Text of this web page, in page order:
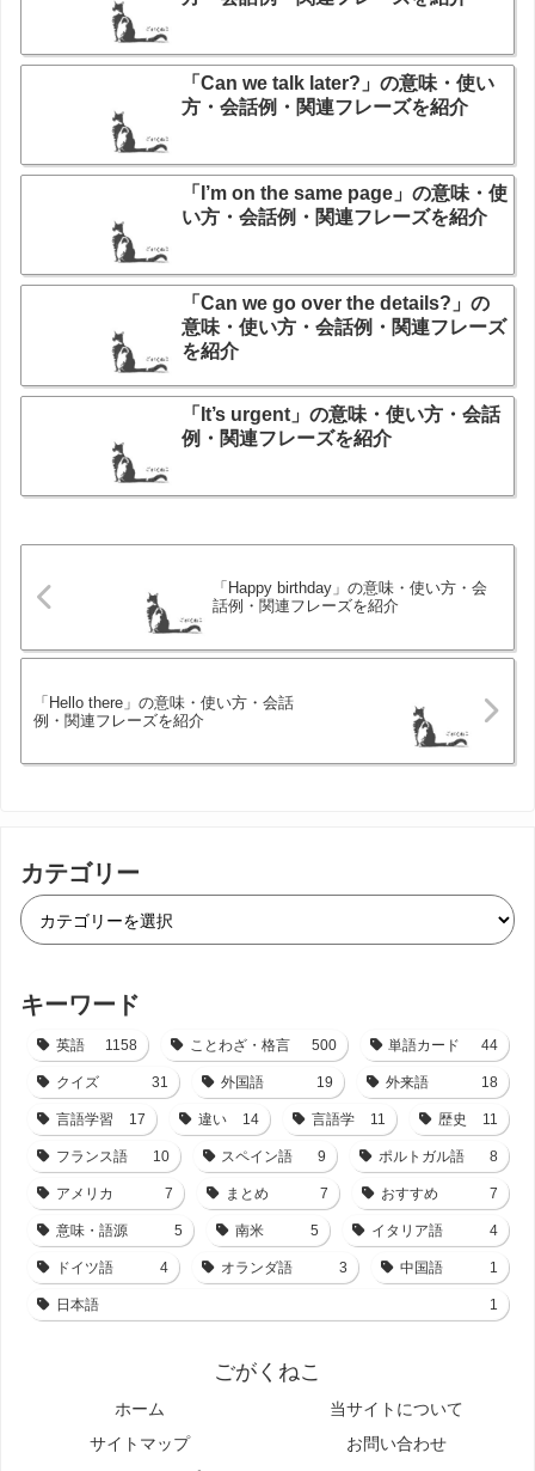
「Can we talk later?」の意味・使い
方・会話例・関連フレーズを紹介
「I’m on the same page」の意味・使
い方・会話例・関連フレーズを紹介
「Can we go over the details?」の
意味・使い方・会話例・関連フレーズ
を紹介
「It’s urgent」の意味・使い方・会話
例・関連フレーズを紹介
「Happy birthday」の意味・使い方・会
話例・関連フレーズを紹介
「Hello there」の意味・使い方・会話
例・関連フレーズを紹介
カテゴリー
キーワード
英語 1158 ことわざ・格言 500 単語カード 44
クイズ 31 外国語 19 外来語 18
言語学習 17 違い 14 言語学 11 歴史 11
フランス語 10 スペイン語 9 ポルトガル語 8
アメリカ 7 まとめ 7 おすすめ 7
意味・語源 5 南米 5 イタリア語 4
ドイツ語 4 オランダ語 3 中国語 1
日本語 1
ごがくねこ
ホーム
当サイトについて
サイトマップ
お問い合わせ